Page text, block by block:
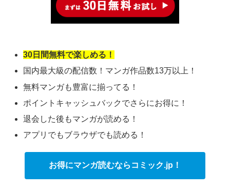
30日間無料で楽しめる！
国内最大級の配信数！マンガ作品数13万以上！
無料マンガも豊富に揃ってる！
ポイントキャッシュバックでさらにお得に！
退会した後もマンガが読める！
アプリでもブラウザでも読める！
お得にマンガ読むならコミック.jp！